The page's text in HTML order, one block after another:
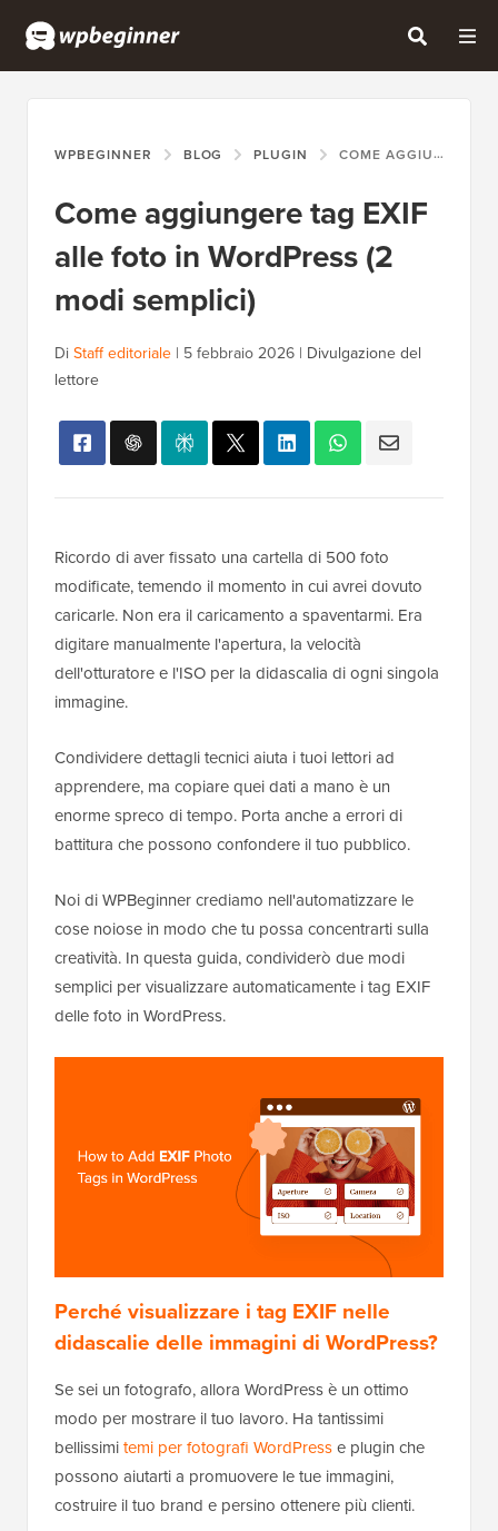
WPBEGINNER BLOG PLUGIN COME AGGIUNGERE TAG EXIF ALLE FOTO IN WORDPRESS (2 MODI SEMPLICI)
Come aggiungere tag EXIF
alle foto in WordPress (2
modi semplici)
Di Staff editoriale | 5 febbraio 2026 | Divulgazione del
lettore
Ricordo di aver fissato una cartella di 500 foto
modificate, temendo il momento in cui avrei dovuto
caricarle. Non era il caricamento a spaventarmi. Era
digitare manualmente l'apertura, la velocità
dell'otturatore e l'ISO per la didascalia di ogni singola
immagine.
Condividere dettagli tecnici aiuta i tuoi lettori ad
apprendere, ma copiare quei dati a mano è un
enorme spreco di tempo. Porta anche a errori di
battitura che possono confondere il tuo pubblico.
Noi di WPBeginner crediamo nell'automatizzare le
cose noiose in modo che tu possa concentrarti sulla
creatività. In questa guida, condividerò due modi
semplici per visualizzare automaticamente i tag EXIF
delle foto in WordPress.
Perché visualizzare i tag EXIF nelle
didascalie delle immagini di WordPress?
Se sei un fotografo, allora WordPress è un ottimo
modo per mostrare il tuo lavoro. Ha tantissimi
bellissimitemi per fotografi WordPresse plugin che
possono aiutarti a promuovere le tue immagini,
costruire il tuo brand e persino ottenere più clienti.